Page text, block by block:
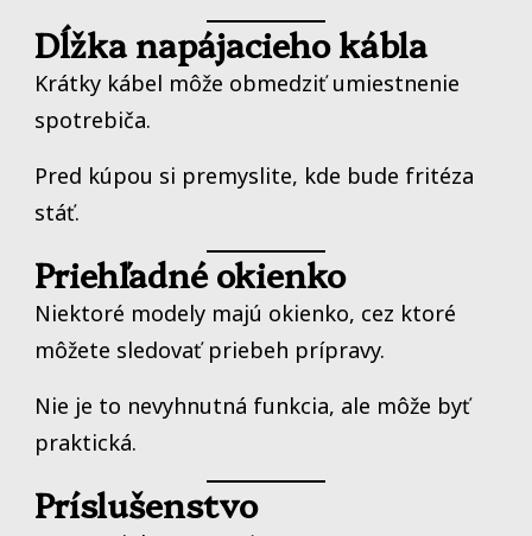
Dĺžka napájacieho kábla
Krátky kábel môže obmedziť umiestnenie
spotrebiča.
Pred kúpou si premyslite, kde bude fritéza
stáť.
Priehľadné okienko
Niektoré modely majú okienko, cez ktoré
môžete sledovať priebeh prípravy.
Nie je to nevyhnutná funkcia, ale môže byť
praktická.
Príslušenstvo